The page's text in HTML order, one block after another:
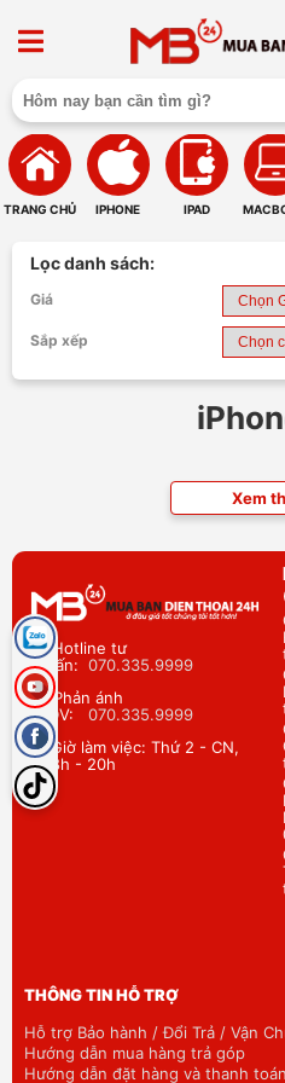
TRANG CHỦ IPHONE IPAD
Lọc danh sách:
Giá
Sắp xếp
Xem
Hotline tư
vấn: 070.335.9999
Phản ánh
DV: 070.335.9999
Giờ làm việc: Thứ 2 - CN,
8h - 20h
THÔNG TIN HỖ TRỢ
Hỗ trợ Bảo hành / Đổi Trả / Vận
Hướng dẫn mua hàng trả góp
Hướng dẫn đặt hàng và thanh toán